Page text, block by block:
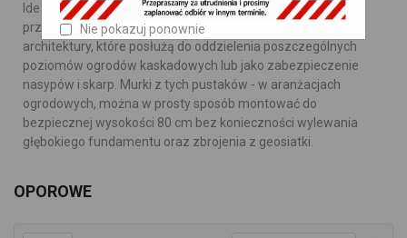
Idealnie nadają się na mury oporowe w budownictwie
przemysłowym i drogowym, oraz jako elementy małej
architektury, które posłużą do oddzielenia poszczególnych
poziomów ogrodów kaskadowych lub jako zabezpieczenie
nasypów i skarp. Murki z tych pustaków - w aranżacjach
ogrodowych, można w prosty sposób montować do
bezpiecznej wysokości 80 cm bez konieczności wylewania
głębokiego fundamentu oraz zbrojenia z geosiatki.
OPOROWE
Nie pokazuj ponownie